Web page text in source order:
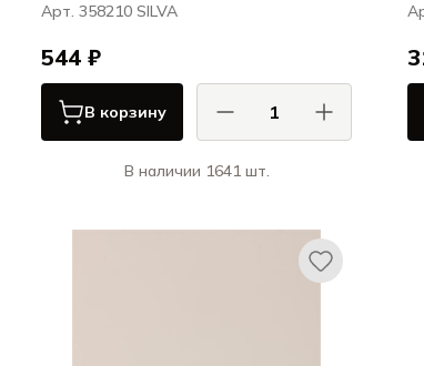
Арт. 358210 SILVA
544 ₽
В корзину
В наличии 1641 шт.